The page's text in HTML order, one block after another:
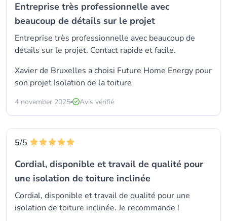
Entreprise très professionnelle avec
beaucoup de détails sur le projet
Entreprise très professionnelle avec beaucoup de
détails sur le projet. Contact rapide et facile.
Xavier de Bruxelles a choisi Future Home Energy pour
son projet Isolation de la toiture
4 november 2025 Avis vérifié
5/5
Cordial, disponible et travail de qualité pour
une isolation de toiture inclinée
Cordial, disponible et travail de qualité pour une
isolation de toiture inclinée. Je recommande !